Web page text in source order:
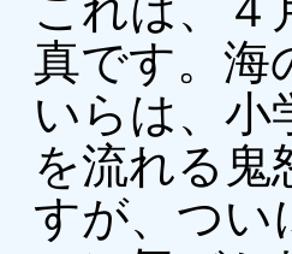
真です。海
いらは、小
を流れる鬼
すが、つい